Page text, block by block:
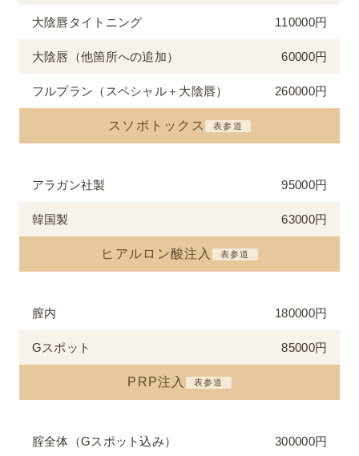
大陰唇タイトニング 110000円
大陰唇（他箇所への追加） 60000円
フルプラン（スペシャル＋大陰唇） 260000円
スソボトックス 表参道
アラガン社製 95000円
韓国製 63000円
ヒアルロン酸注入 表参道
膣内 180000円
Gスポット 85000円
PRP注入 表参道
腟全体（Gスポット込み） 300000円